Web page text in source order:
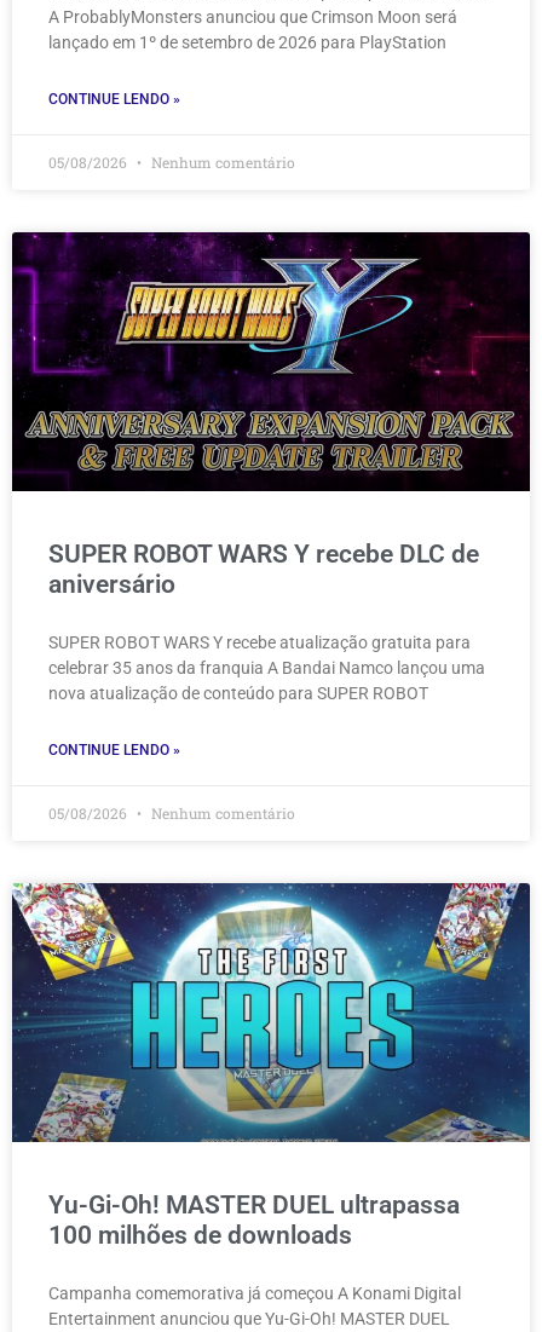
A ProbablyMonsters anunciou que Crimson Moon será
lançado em 1º de setembro de 2026 para PlayStation
CONTINUE LENDO »
05/08/2026 Nenhum comentário
SUPER ROBOT WARS Y recebe DLC de
aniversário
SUPER ROBOT WARS Y recebe atualização gratuita para
celebrar 35 anos da franquia A Bandai Namco lançou uma
nova atualização de conteúdo para SUPER ROBOT
CONTINUE LENDO »
05/08/2026 Nenhum comentário
Yu-Gi-Oh! MASTER DUEL ultrapassa
100 milhões de downloads
Campanha comemorativa já começou A Konami Digital
Entertainment anunciou que Yu-Gi-Oh! MASTER DUEL